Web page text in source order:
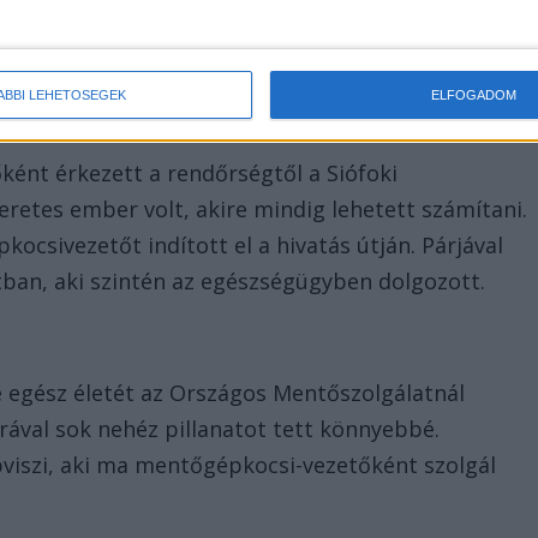
LEHETŐSÉGEK ELFOGADOM
érkezett a rendőrségtől a Siófoki
ember volt, akire mindig lehetett számítani.
indított el a hivatás útján. Párjával
aki szintén az egészségügyben dolgozott.
életét az Országos Mentőszolgálatnál
sok nehéz pillanatot tett könnyebbé.
aki ma mentőgépkocsi-vezetőként szolgál